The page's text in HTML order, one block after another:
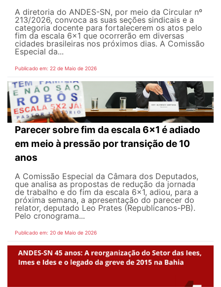
A diretoria do ANDES-SN, por meio da Circular nº
213/2026, convoca as suas seções sindicais e a
categoria docente para fortalecerem os atos pelo
fim da escala 6x1 que ocorrerão em diversas
cidades brasileiras nos próximos dias. A Comissão
Especial da...
Publicado em: 22 de Maio de 2026
Parecer sobre fim da escala 6x1 é adiado
em meio à pressão por transição de 10
anos
A Comissão Especial da Câmara dos Deputados,
que analisa as propostas de redução da jornada
de trabalho e do fim da escala 6x1, adiou, para a
próxima semana, a apresentação do parecer do
relator, deputado Leo Prates (Republicanos-PB).
Pelo cronograma...
Publicado em: 20 de Maio de 2026